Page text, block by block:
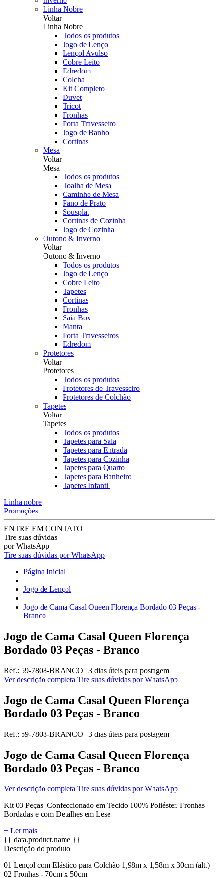
Linha Nobre
Voltar
Linha Nobre
Todos os produtos
Jogo de Lençol
Lençol Avulso
Cobre Leito
Edredom
Colcha
Kit Completo
Duvet
Tricot
Fronhas
Porta Travesseiro
Jogo de Banho
Cortinas
Mesa
Voltar
Mesa
Todos os produtos
Toalha de Mesa
Caminho de Mesa
Pano de Prato
Sousplat
Cortinas de Cozinha
Jogo de Cozinha
Outono & Inverno
Voltar
Outono & Inverno
Todos os produtos
Jogo de Lençol
Cobre Leito
Tapetes
Cortinas
Fronhas
Saia Box
Manta
Porta Travesseiros
Edredom
Protetores
Voltar
Protetores
Todos os produtos
Protetores de Travesseiro
Protetores de Colchão
Tapetes
Voltar
Tapetes
Todos os produtos
Tapetes para Sala
Tapetes para Entrada
Tapetes para Cozinha
Tapetes para Quarto
Tapetes para Banheiro
Tapetes Infantil
Linha nobre
Promoções
ENTRE EM CONTATO
Tire suas dúvidas
por WhatsApp
Tire suas dúvidas por WhatsApp
Página Inicial
Jogo de Lençol
Jogo de Cama Casal Queen Florença Bordado 03 Peças -
Branco
Jogo de Cama Casal Queen Florença
Bordado 03 Peças - Branco
Ref.: 59-7808-BRANCO | 3 dias úteis para postagem
Ver descrição completa Tire suas dúvidas por WhatsApp
Jogo de Cama Casal Queen Florença
Bordado 03 Peças - Branco
Ref.: 59-7808-BRANCO | 3 dias úteis para postagem
Jogo de Cama Casal Queen Florença
Bordado 03 Peças - Branco
Ver descrição completa Tire suas dúvidas por WhatsApp
Kit 03 Peças. Confeccionado em Tecido 100% Poliéster. Fronhas
Bordadas e com Detalhes em Lese
+ Ler mais
{{ data.product.name }}
Descrição do produto
01 Lençol com Elástico para Colchão 1,98m x 1,58m x 30cm (alt.)
02 Fronhas - 70cm x 50cm